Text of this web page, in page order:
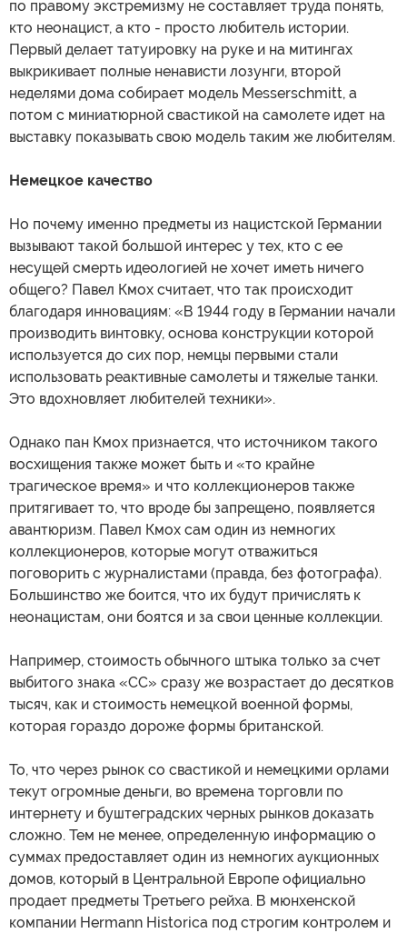
по правому экстремизму не составляет труда понять,
кто неонацист, а кто - просто любитель истории.
Первый делает татуировку на руке и на митингах
выкрикивает полные ненависти лозунги, второй
неделями дома собирает модель Messerschmitt, а
потом с миниатюрной свастикой на самолете идет на
выставку показывать свою модель таким же любителям.
Немецкое качество
Но почему именно предметы из нацистской Германии
вызывают такой большой интерес у тех, кто с ее
несущей смерть идеологией не хочет иметь ничего
общего? Павел Кмох считает, что так происходит
благодаря инновациям: «В 1944 году в Германии начали
производить винтовку, основа конструкции которой
используется до сих пор, немцы первыми стали
использовать реактивные самолеты и тяжелые танки.
Это вдохновляет любителей техники».
Однако пан Кмох признается, что источником такого
восхищения также может быть и «то крайне
трагическое время» и что коллекционеров также
притягивает то, что вроде бы запрещено, появляется
авантюризм. Павел Кмох сам один из немногих
коллекционеров, которые могут отважиться
поговорить с журналистами (правда, без фотографа).
Большинство же боится, что их будут причислять к
неонацистам, они боятся и за свои ценные коллекции.
Например, стоимость обычного штыка только за счет
выбитого знака «СС» сразу же возрастает до десятков
тысяч, как и стоимость немецкой военной формы,
которая гораздо дороже формы британской.
То, что через рынок со свастикой и немецкими орлами
текут огромные деньги, во времена торговли по
интернету и буштеградских черных рынков доказать
сложно. Тем не менее, определенную информацию о
суммах предоставляет один из немногих аукционных
домов, который в Центральной Европе официально
продает предметы Третьего рейха. В мюнхенской
компании Hermann Historica под строгим контролем и